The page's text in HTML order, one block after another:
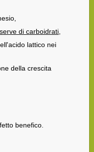
di carboidrati
lattico nei
della crescita
benefico.